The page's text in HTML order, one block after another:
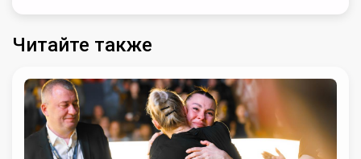
Читайте также